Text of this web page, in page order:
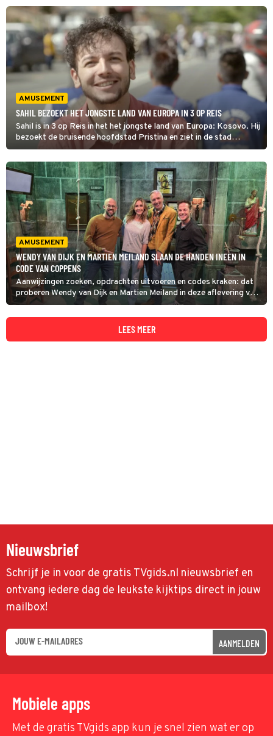
actrice Imanuelle Grives hen al voor in het Zuid-Amerikaanse land.
AMUSEMENT
SAHIL BEZOEKT HET JONGSTE LAND VAN EUROPA IN 3 OP REIS
Sahil is in 3 op Reis in het het jongste land van Europa: Kosovo. Hij
bezoekt de bruisende hoofdstad Pristina en ziet in de stad
Mitrovica de nasleep van de oorlog. Hier leven de etnische
Albanezen en Serviërs nog altijd gescheiden. (HH)
AMUSEMENT
WENDY VAN DIJK EN MARTIEN MEILAND SLAAN DE HANDEN INEEN IN
CODE VAN COPPENS
Aanwijzingen zoeken, opdrachten uitvoeren en codes kraken: dat
proberen Wendy van Dijk en Martien Meiland in deze aflevering van
Code van Coppens sneller te doen dan hun Vlaamse tv-collega’s
Evi Hanssen en James Cooke.
LEES MEER
Nieuwsbrief
Schrijf je in voor de gratis TVgids.nl nieuwsbrief en
ontvang iedere dag de leukste kijktips direct in jouw
mailbox!
AANMELDEN
Mobiele apps
Met de gratis TVgids app kun je snel zien wat er op